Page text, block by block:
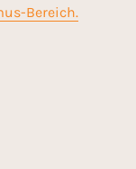
Bereich.